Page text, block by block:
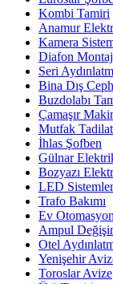
Kombi Tamiri
Anamur
Kamera
Diafon
Seri
Bina Dış
Buzdolabı
Çamaşır
Mutfak
İhlas Şofben
Gülnar
Bozyazı
LED
Trafo Bakımı
Ev
Ampul
Otel
Yenişehir
Toroslar Avize